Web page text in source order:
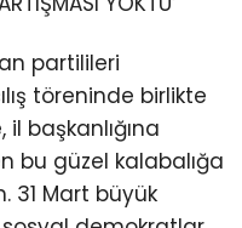
partilileri
töreninde birlikte
başkanlığına
bu güzel kalabalığa
31 Mart büyük